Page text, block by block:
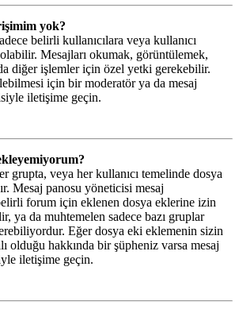
yok?
belirli kullanıcılara veya kullanıcı
olabilir. Mesajları okumak, görüntülemek,
diğer işlemler için özel yetki gerekebilir.
için bir moderatör ya da mesaj
iletişime geçin.
grupta, veya her kullanıcı temelinde dosya
Mesaj panosu yöneticisi mesaj
forum için eklenen dosya eklerine izin
ya da muhtemelen sadece bazı gruplar
Eğer dosya eki eklemenin sizin
olduğu hakkında bir şüpheniz varsa mesaj
iletişime geçin.